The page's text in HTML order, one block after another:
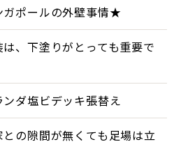
ガポールの外壁事情★
は、下塗りがとっても重要で
ンダ塩ビデッキ張替え
との隙間が無くても足場は立